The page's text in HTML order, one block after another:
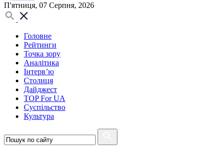
П'ятниця, 07 Серпня, 2026
Головне
Рейтинги
Точка зору
Аналітика
Інтерв’ю
Столиця
Дайджест
TOP For UA
Суспiльство
Культура